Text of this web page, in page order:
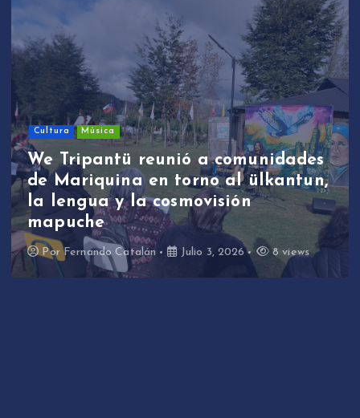
Cultura Música
We Tripantü reunió a comunidades
de Mariquina en torno al ülkantun,
la lengua y la cosmovisión
mapuche
Por Fernando Catalán Julio 3, 2026 8 views